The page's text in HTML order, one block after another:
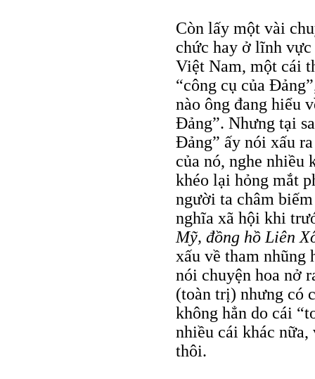
Còn lấy một vài
chức hay ở lĩnh vực
Việt Nam, một cái
“công cụ của
nào ông đang hiểu
Đảng”. Nhưng tại
Đảng” ấy nói xấu
của nó, nghe nhiều
khéo lại hỏng mắt
người ta châm
nghĩa xã hội khi
Mỹ, đồng hồ Liên
xấu về tham nhũng
nói chuyện hoa nở
(toàn trị) nhưng có
không hẳn do cái
nhiều cái khác
thôi.